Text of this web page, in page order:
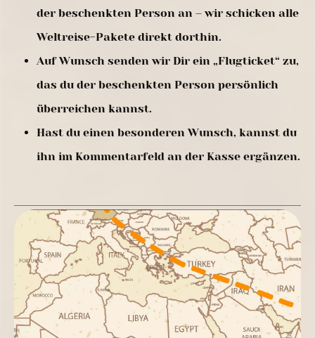
der beschenkten Person an – wir schicken alle
Weltreise-Pakete direkt dorthin.
Auf Wunsch senden wir Dir ein „Flugticket“ zu,
das du der beschenkten Person persönlich
überreichen kannst.
Hast du einen besonderen Wunsch, kannst du
ihn im Kommentarfeld an der Kasse ergänzen.